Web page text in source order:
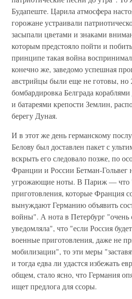
Будапеште. Царила атмосфера
горожане устраивали
засыпали цветами и знаками
которым предстояло пойти и
принципе такая война
конечно же, заведомо успешная
австрийцы были еще не готовы, но
бомбардировка Белграда
и батареями крепости Землин,
берегу Дуная.
И в этот же день германскому
Белову был доставлен пакет с
вскрыть его следовало позже, по
Франции и России Бетман-Гольвег
угрожающие ноты. В Париж — что
приготовления, которые Франция
вынуждают Германию объявить
войны". А нота в Петербург "очень
уведомляла", что "если Россия
военные приготовления, даже не
мобилизации", то эти меры
и тогда едва ли удастся избежать
общем, стало ясно, что Германия
ищет предлога для ссоры.